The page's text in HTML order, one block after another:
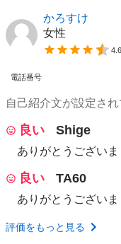
かろすけ
女性
4.6
電話番号
自己紹介文が設定さ
良い Shige
ありがとうございま
良い TA60
ありがとうございま
評価をもっと見る